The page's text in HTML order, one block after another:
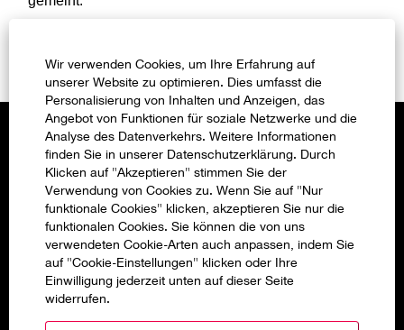
Wir verwenden Cookies, um Ihre Erfahrung auf
unserer Website zu optimieren. Dies umfasst die
Personalisierung von Inhalten und Anzeigen, das
Angebot von Funktionen für soziale Netzwerke und die
Analyse des Datenverkehrs. Weitere Informationen
finden Sie in unserer Datenschutzerklärung. Durch
Klicken auf "Akzeptieren" stimmen Sie der
Verwendung von Cookies zu. Wenn Sie auf "Nur
funktionale Cookies" klicken, akzeptieren Sie nur die
funktionalen Cookies. Sie können die von uns
verwendeten Cookie-Arten auch anpassen, indem Sie
auf "Cookie-Einstellungen" klicken oder Ihre
Einwilligung jederzeit unten auf dieser Seite
widerrufen.
Jetzt bewerben »
Everllence als Arbeitgeber
Impressum
Datenschutz
Cookie settings